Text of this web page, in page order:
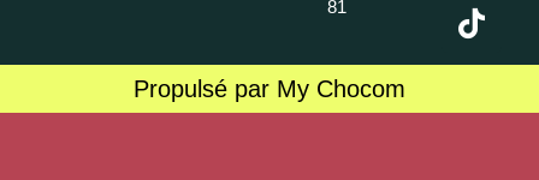
81
Propulsé par My Chocom